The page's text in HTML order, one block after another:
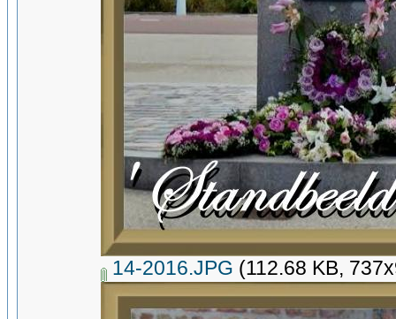
14-2016.JPG (112.68 KB,